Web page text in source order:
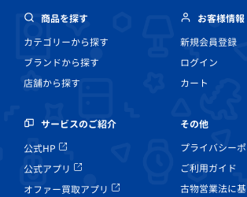
商品を探す
カテゴリーから探す
ブランドから探す
店舗から探す
お客様情報
新規会員登録
ログイン
カート
サービスのご紹介
公式HP
公式アプリ
オファー買取アプリ
その他
プライバシー
ご利用ガイド
古物営業法に